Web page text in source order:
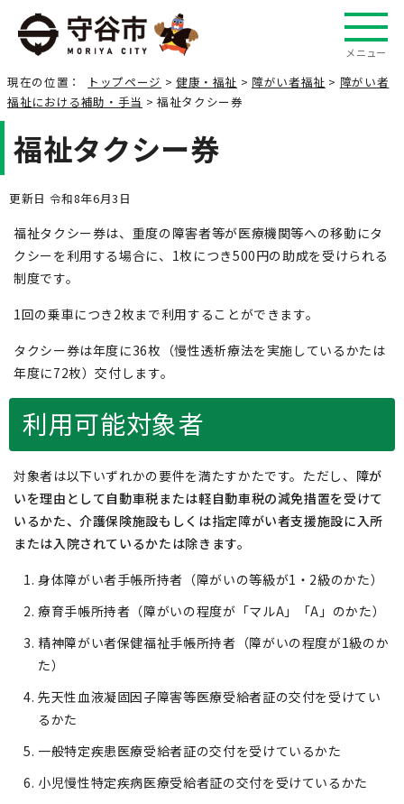
メニュー
現在の位置： トップページ > 健康・福祉 > 障がい者福祉 > 障がい者
福祉における補助・手当 > 福祉タクシー券
福祉タクシー券
更新日 令和8年6月3日
福祉タクシー券は、重度の障害者等が医療機関等への移動にタ
クシーを利用する場合に、1枚につき500円の助成を受けられる
制度です。
1回の乗車につき2枚まで利用することができます。
タクシー券は年度に36枚（慢性透析療法を実施しているかたは
年度に72枚）交付します。
利用可能対象者
対象者は以下いずれかの要件を満たすかたです。ただし、 障が
いを理由として自動車税または軽自動車税の減免措置を受けて
いるかた、介護保険施設もしくは指定障がい者支援施設に入所
または入院されているかたは除きます。
身体障がい者手帳所持者（障がいの等級が1・2級のかた）
療育手帳所持者（障がいの程度が「マルA」「A」のかた）
精神障がい者保健福祉手帳所持者（障がいの程度が1級のか
た）
先天性血液凝固因子障害等医療受給者証の交付を受けてい
るかた
一般特定疾患医療受給者証の交付を受けているかた
小児慢性特定疾病医療受給者証の交付を受けているかた